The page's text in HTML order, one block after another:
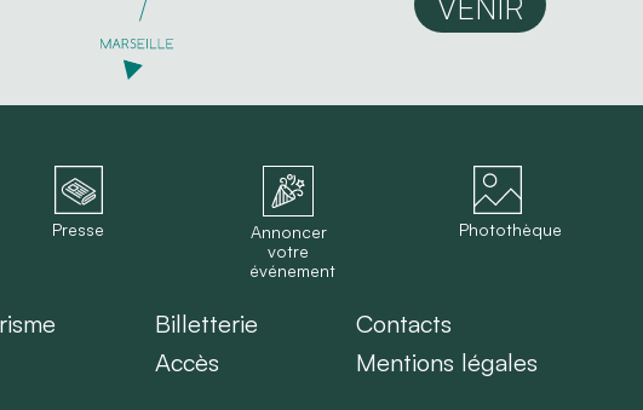
Presse
Annoncer
votre
événement
Photothèque
Billetterie
Accès
Contacts
Mentions légales